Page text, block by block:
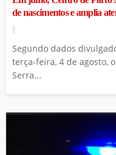
de nascimentos e amplia
Segundo dados
terça-feira, 4 de agosto,
Serra...